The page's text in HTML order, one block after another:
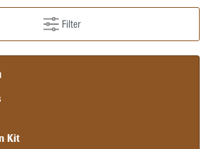
Filter
Kit